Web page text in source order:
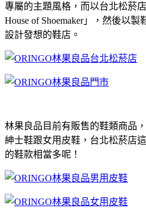
專屬的主題風格，而以台北松菸
House of Shoemaker」，然後以
設計發想的鞋店。
林果良品目前有販售的鞋類商品
紳士鞋跟女用皮鞋，台北松菸店
的鞋款相當多呢！